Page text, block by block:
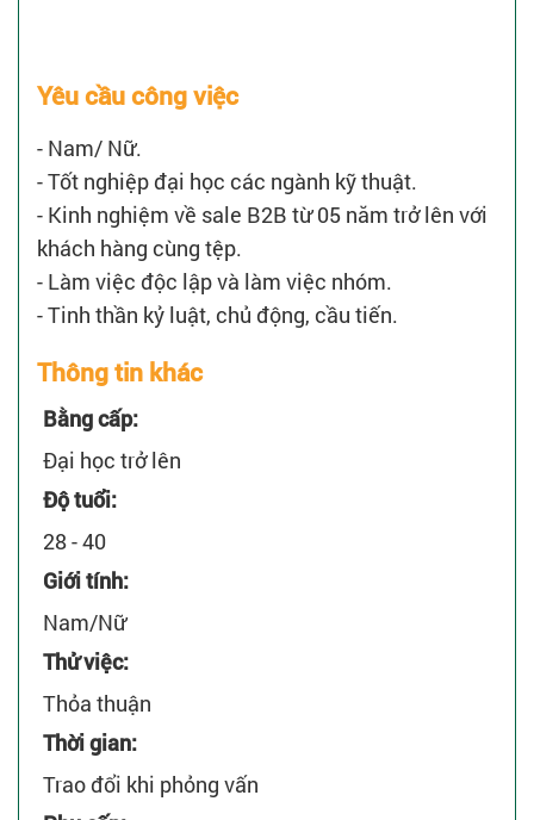
Yêu cầu công việc
- Nam/ Nữ.
- Tốt nghiệp đại học các ngành kỹ thuật.
- Kinh nghiệm về sale B2B từ 05 năm trở lên với
khách hàng cùng tệp.
- Làm việc độc lập và làm việc nhóm.
- Tinh thần kỷ luật, chủ động, cầu tiến.
Thông tin khác
Bằng cấp:
Đại học trở lên
Độ tuổi:
28 - 40
Giới tính:
Nam/Nữ
Thử việc:
Thỏa thuận
Thời gian:
Trao đổi khi phỏng vấn